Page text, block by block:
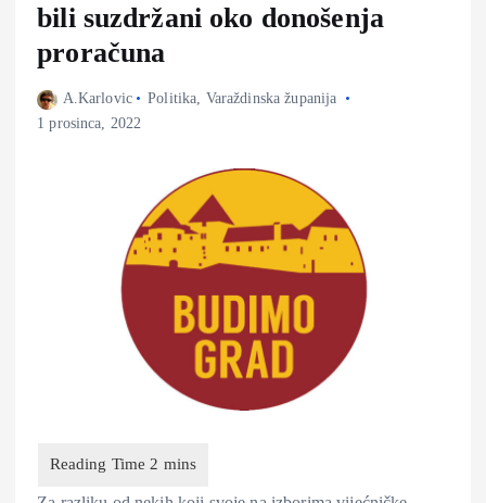
bili suzdržani oko donošenja
proračuna
A.Karlovic Politika, Varaždinska županija
1 prosinca, 2022